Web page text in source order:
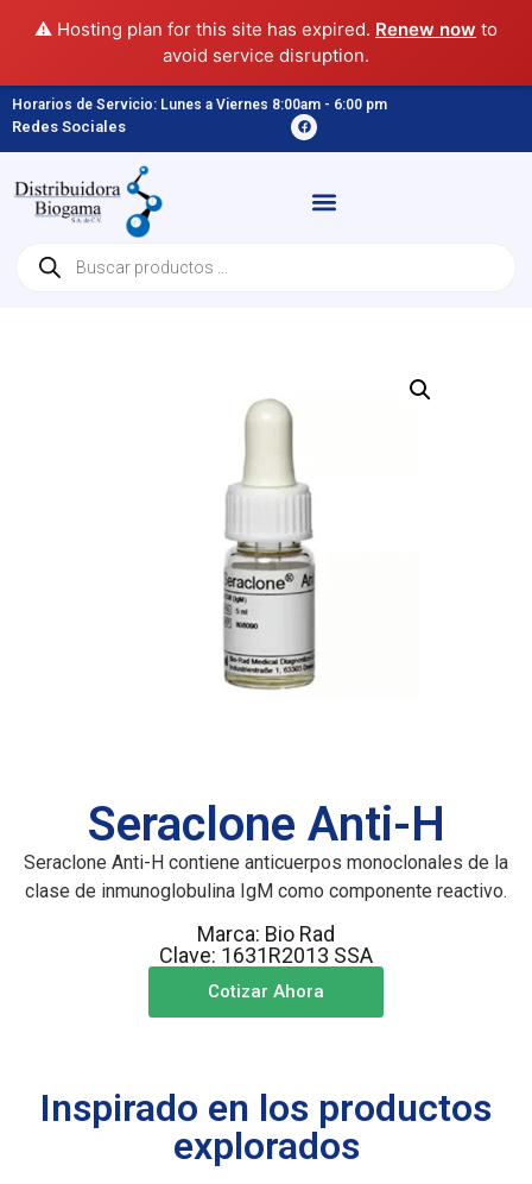
⚠️ Hosting plan for this site has expired. Renew now to
avoid service disruption.
Horarios de Servicio: Lunes a Viernes 8:00am - 6:00 pm
Redes Sociales
Seraclone Anti-H
Seraclone Anti-H contiene anticuerpos monoclonales de la
clase de inmunoglobulina IgM como componente reactivo.
Marca: Bio Rad
Clave: 1631R2013 SSA
Cotizar Ahora
Inspirado en los productos
explorados